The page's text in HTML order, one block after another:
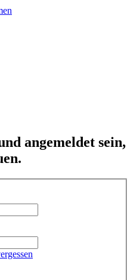
angemeldet sein,